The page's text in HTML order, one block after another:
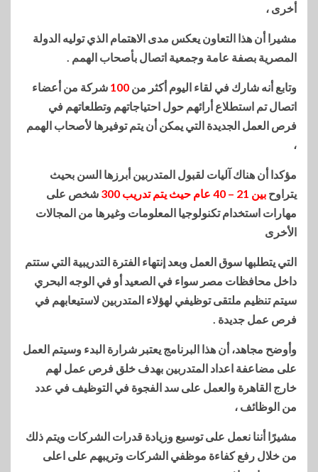
أخرى ،
مشيرا أن هذا التعاون يعكس مدى الاهتمام الذي توليه الدولة
المصرية بصفة عامة وجمعية اتصال بأصحاب الهمم .
وتابع أنه شارك في لقاء اليوم أكثر من 100 شركة من أعضاء
اتصال تم استطلاع أرائهم حول احتياجاتهم وتطلعاتهم في
فرص العمل الجديدة التي يمكن أن يتم توفيرها لأصحاب الهمم
،
مؤكدا أن هناك آليات لقبول المتدربين أبرزها السن بحيث
يتراوح بين 21 – 40 عام حيث يتم تدريب 300
شخص على
مهارات استخدام تكنولوجيا المعلومات وغيرها من المجالات
الأخرى
التي يتطلبها سوق العمل وبعد إنتهاء الفترة التدريبية التي ستتم
داخل محافظات مصر سواء في الصعيد أو في الوجه البحري
سيتم تنظيم ملتقى توظيفي لهؤلاء المتدربين لاستيعابهم في
فرص عمل جديدة .
وأوضح مجاهد، أن هذا البرنامج يعتبر شرارة البدء وسيتم العمل
على مضاعفة اعداد المتدربين بهدف خلق فرص عمل لهم
خارج القاهرة والعمل على سد الفجوة في التوظيف في عدد
من الوظائف ،
مشيرًا أننا نعمل على توسيع وزيادة قدرات الشركات ويتم ذلك
من خلال رفع كفاءة موظفي الشركات وتريبهم على اعلى